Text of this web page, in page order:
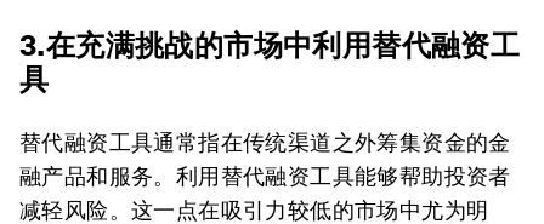
3.在充满挑战的市场中利用替代融资工
具
替代融资工具通常指在传统渠道之外筹集资金的金
融产品和服务。利用替代融资工具能够帮助投资者
减轻风险。这一点在吸引力较低的市场中尤为明